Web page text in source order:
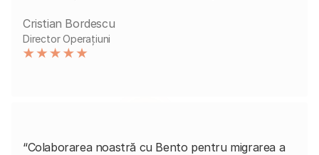
Cristian Bordescu
Director Operațiuni
“Colaborarea noastră cu Bento pentru migrarea a